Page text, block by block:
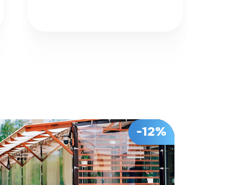
-12%